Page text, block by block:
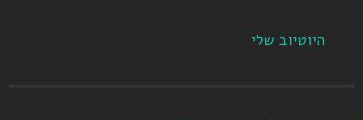
היוטיוב שלי